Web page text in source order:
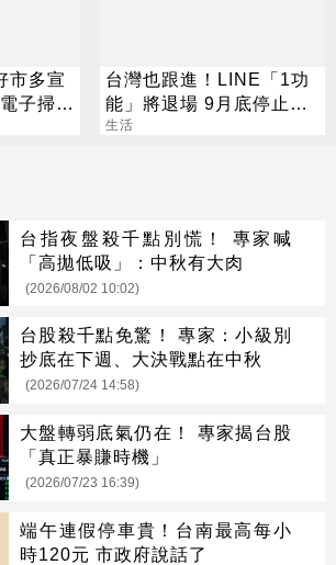
市多宣
子掃
台灣也跟進！LINE「1功
能」將退場 9月底停止服
務
生活
台指夜盤殺千點別慌！ 專家喊
「高拋低吸」：中秋有大肉
(2026/08/02 10:02)
台股殺千點免驚！ 專家：小級別
抄底在下週、大決戰點在中秋
(2026/07/24 14:58)
大盤轉弱底氣仍在！ 專家揭台股
「真正暴賺時機」
(2026/07/23 16:39)
端午連假停車貴！台南最高每小
時120元 市政府說話了